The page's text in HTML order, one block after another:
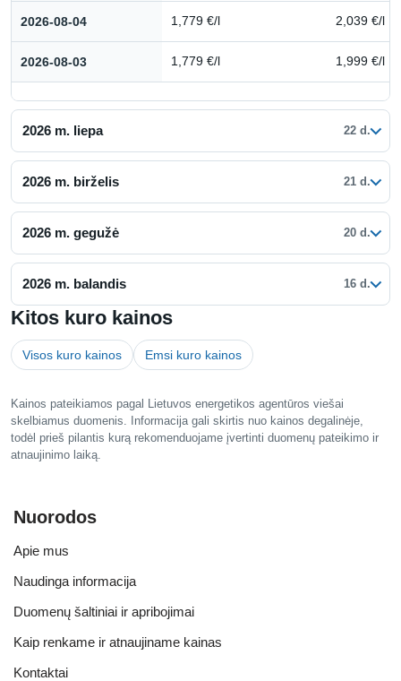
2026-08-04 1,779 €/l 2,039 €/l
2026-08-03 1,779 €/l 1,999 €/l
2026 m. liepa 22 d.
2026 m. birželis 21 d.
2026 m. gegužė 20 d.
2026 m. balandis 16 d.
Kitos kuro kainos
Visos kuro kainos Emsi kuro kainos
Kainos pateikiamos pagal Lietuvos energetikos agentūros viešai
skelbiamus duomenis. Informacija gali skirtis nuo kainos degalinėje,
todėl prieš pilantis kurą rekomenduojame įvertinti duomenų pateikimo ir
atnaujinimo laiką.
Nuorodos
Apie mus
Naudinga informacija
Duomenų šaltiniai ir apribojimai
Kaip renkame ir atnaujiname kainas
Kontaktai